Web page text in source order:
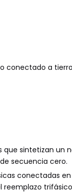
conectado a
sintetizan un
secuencia cero.
conectadas
reemplazo